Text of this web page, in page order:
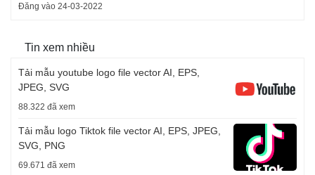
Đăng vào 24-03-2022
Tin xem nhiều
Tải mẫu youtube logo file vector AI, EPS,
JPEG, SVG
88.322 đã xem
Tải mẫu logo Tiktok file vector AI, EPS, JPEG,
SVG, PNG
69.671 đã xem